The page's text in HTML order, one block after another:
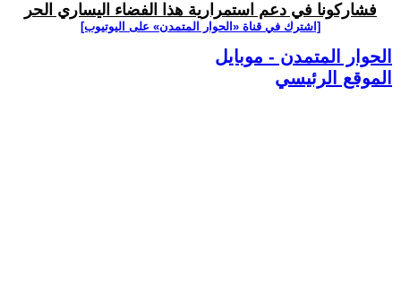
فشاركونا في دعم استمرارية هذا الفضاء اليساري الحر
[اشترك في قناة ‫«الحوار المتمدن» على اليوتيوب]
الحوار المتمدن - موبايل
الموقع الرئيسي